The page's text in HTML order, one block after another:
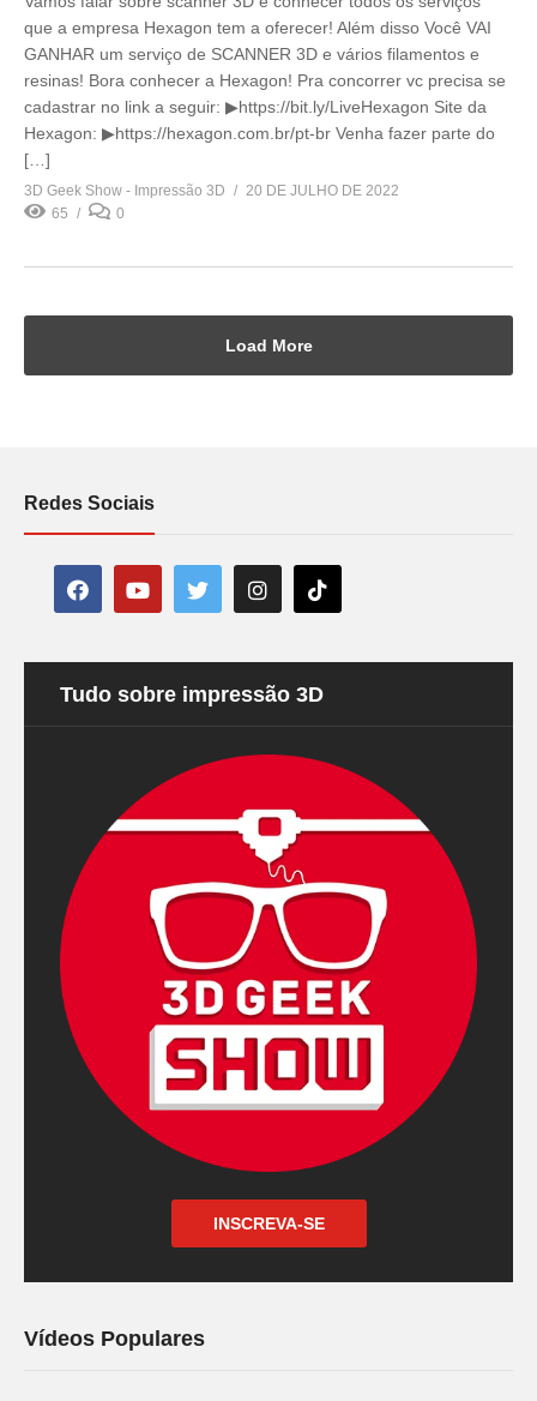
que a empresa Hexagon tem a oferecer! Além disso Você VAI
GANHAR um serviço de SCANNER 3D e vários filamentos e
resinas! Bora conhecer a Hexagon! Pra concorrer vc precisa se
cadastrar no link a seguir: ▶https://bit.ly/LiveHexagon Site da
Hexagon: ▶https://hexagon.com.br/pt-br Venha fazer parte do
[…]
3D Geek Show - Impressão 3D
20 DE JULHO DE 2022
65
0
Load More
Redes Sociais
Tudo sobre impressão 3D
INSCREVA-SE
Vídeos Populares